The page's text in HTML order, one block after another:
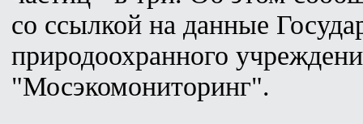
со ссылкой на данные
природоохранного
"Мосэкомониторинг".